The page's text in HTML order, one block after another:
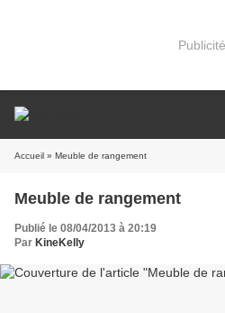
Publicité
Accueil » Meuble de rangement
Meuble de rangement
Publié le 08/04/2013 à 20:19
Par KineKelly